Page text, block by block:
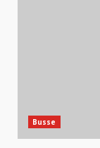
Busse